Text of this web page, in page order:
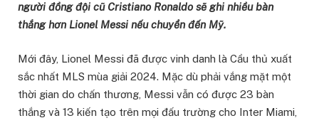
người đồng đội cũ Cristiano Ronaldo sẽ ghi nhiều bàn
thắng hơn Lionel Messi nếu chuyển đến Mỹ.
Mới đây, Lionel Messi đã được vinh danh là Cầu thủ xuất
sắc nhất MLS mùa giải 2024. Mặc dù phải vắng mặt một
thời gian do chấn thương, Messi vẫn có được 23 bàn
thắng và 13 kiến tạo trên mọi đấu trường cho Inter Miami,